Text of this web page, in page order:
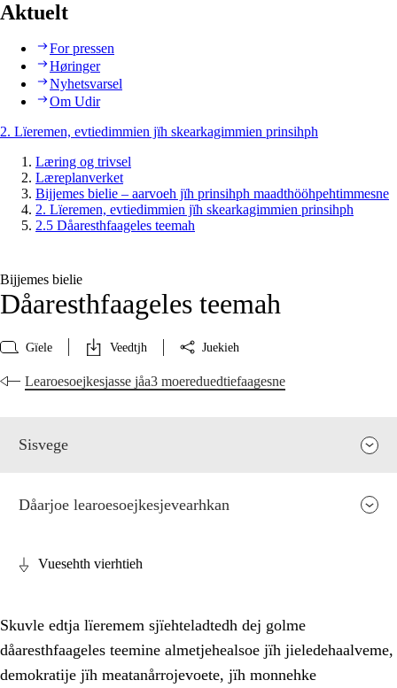
Aktuelt
For pressen
Høringer
Nyhetsvarsel
Om Udir
2. Lïeremen, evtiedimmien jïh skearkagimmien prinsihph
Læring og trivsel
Læreplanverket
Bijjemes bielie – aarvoeh jïh prinsihph maadthööhpehtimmesne
2. Lïeremen, evtiedimmien jïh skearkagimmien prinsihph
2.5 Dåaresthfaageles teemah
Bijjemes bielie
Dåaresthfaageles teemah
Gïele Veedtjh Juekieh
Learoesoejkesjasse jåa3 moereduedtiefaagesne
Sisvege
Dåarjoe learoesoejkesjevearhkan
Vuesehth vierhtieh
Skuvle edtja lïeremem sjïehteladtedh dej golme
dåaresthfaageles teemine almetjehealsoe jïh jieledehaalveme,
demokratije jïh meatanårrojevoete, jïh monnehke